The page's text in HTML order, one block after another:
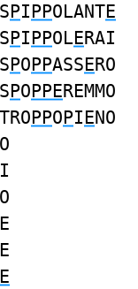
SPIPPOLANTE
SPIPPOLERAI
SPOPPASSERO
POPPEREMMO
PPOPIENO
E